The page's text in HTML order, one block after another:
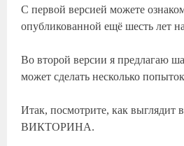
С первой версией можете
опубликованной ещё шесть лет
Во второй версии я предлагаю
может сделать несколько
Итак, посмотрите, как выглядит
ВИКТОРИНА.